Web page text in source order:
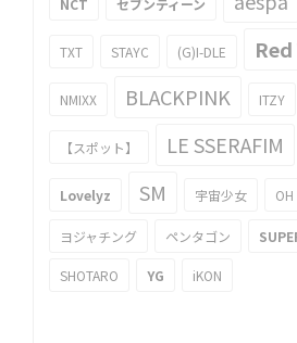
NCT セブンティーン
TXT STAYC (G)I-DLE
NMIXX BLACKPINK ITZY
【スポット】 LE SSERAFIM
Lovelyz SM 宇宙少女 OH
ヨジャチング ペンタゴン
SHOTARO YG iKON